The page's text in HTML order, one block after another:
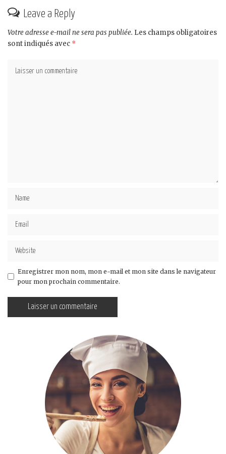
Leave a Reply
Votre adresse e-mail ne sera pas publiée. Les champs obligatoires
sont indiqués avec *
Enregistrer mon nom, mon e-mail et mon site dans le navigateur
pour mon prochain commentaire.